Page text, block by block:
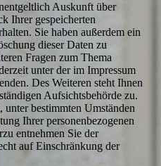
Auskunft über
Ihrer gespeicherten
Sie haben außerdem ein
dieser Daten zu
Fragen zum Thema
unter der im Impressum
Des Weiteren steht Ihnen
Aufsichtsbehörde zu.
unter bestimmten Umständen
Ihrer personenbezogenen
entnehmen Sie der
auf Einschränkung der